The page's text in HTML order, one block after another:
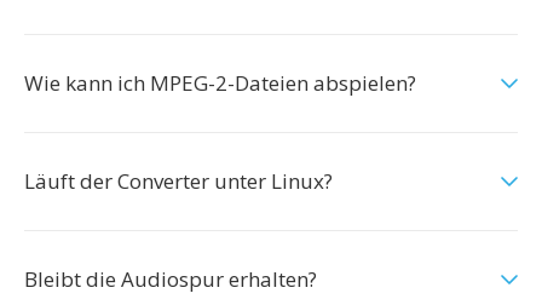
Wie kann ich MPEG-2-Dateien abspielen?
Läuft der Converter unter Linux?
Bleibt die Audiospur erhalten?